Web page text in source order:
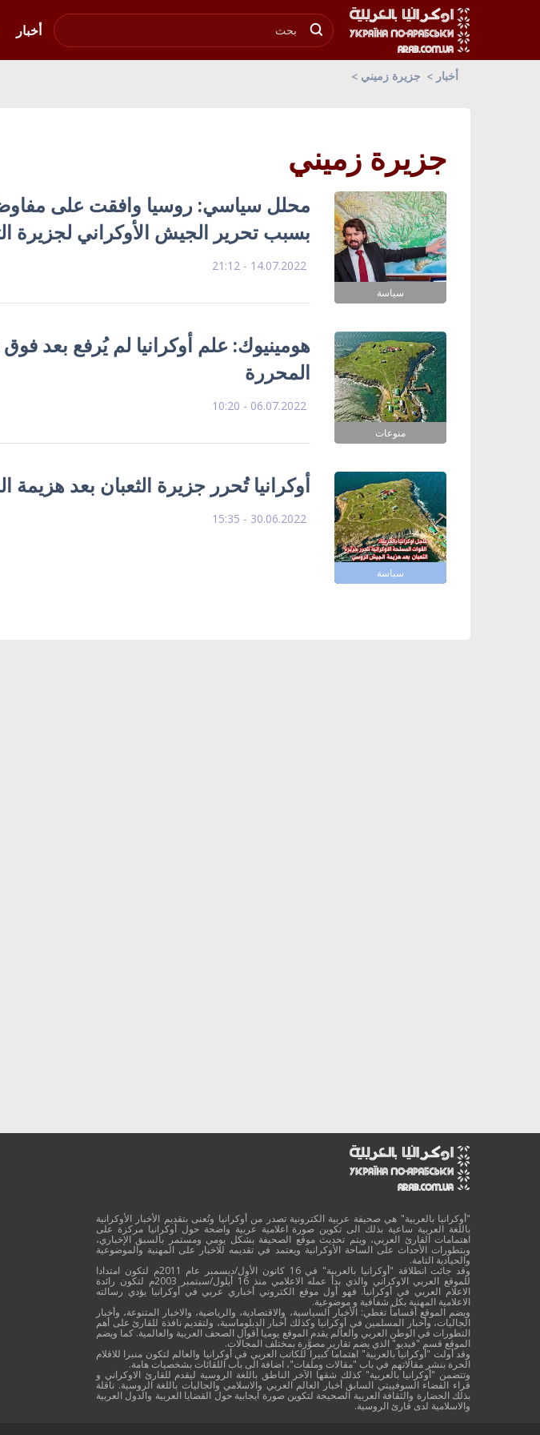
أخبار
أخبار جزيرة زميني
جزيرة زميني
سياسة
محلل سياسي: روسيا وافقت على
بسبب تحرير الجيش الأوكراني لجزيرة
14.07.2022 - 21:12
منوعات
هومينيوك: علم أوكرانيا لم يُرفع بعد فوق
المحررة
06.07.2022 - 10:20
سياسة
أوكرانيا تُحرر جزيرة الثعبان بعد
30.06.2022 - 15:35
"أوكرانيا بالعربية" هي صحيفة عربية الكترونية تصدر من أوكرانيا وتُعنى بتقديم الأخبار الأوكرانية
باللغة العربية ساعية بذلك الى تكوين صورة اعلامية عربية واضحة حول أوكرانيا مركزة على
اهتمامات القارئ العربي، ويتم تحديث موقع الصحيفة بشكل يومي ومستمر بالسبق الإخباري،
وبتطورات الأحداث على الساحة الأوكرانية ويعتمد في تقديمه للاخبار على المهنية والموضوعية
والحيادية التامة.
وقد جائت انطلاقة "أوكرانيا بالعربية" في 16 كانون الأول/ديسمبر عام 2011م لتكون امتدادا
للموقع العربي الاوكراني والذي بدأ عمله الاعلامي منذ 16 أيلول/سبتمبر 2003م لتكون رائدة
الاعلام العربي في أوكرانيا. فهو أول موقع الكتروني أخباري عربي في أوكرانيا يؤدي رسالته
الاعلامية المهنية بكل شفافية و موضوعية.
ويضم الموقع أقساماً تغطي: الأخبار السياسية، والاقتصادية، والرياضية، والاخبار المتنوعة، وأخبار
الجاليات، وأخبار المسلمين في أوكرانيا وكذلك أخبار الدبلوماسية، ولتقديم نافذة للقارئ على أهم
التطورات في الوطن العربي والعالم يقدم الموقع يوميا أقوال الصحف العربية والعالمية. كما ويضم
الموقع قسم "فيديو" الذي يضم تقارير مصوَّرة بمختلف المجالات.
وقد أولت "أوكرانيا بالعربية" اهتماما كبيرا للكاتب العربي في أوكرانيا والعالم لتكون منبرا للاقلام
الحرة بنشر مقالاتهم في باب "مقالات وملفات"، اضافة الى باب اللقائات بشخصيات هامة.
وتتضمن "أوكرانيا بالعربية" كذلك شقها الآخر الناطق باللغة الروسية ليقدم للقارئ الاوكراني و
قراء الفضاء السوفييتي السابق أخبار العالم العربي والاسلامي والجاليات باللغة الروسية. ناقلة
بذلك الحضارة والثقافة العربية الصحيحة لتكوين صورة ايجابية حول القضايا العربية والدول العربية
والاسلامية لدى قارئ الروسية.